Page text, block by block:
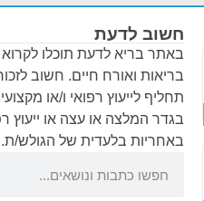
חשוב לדעת
באתר בריא לדעת תוכלו לקרוא
בריאות ואורח חיים. חשוב
תחליף לייעוץ רפואי ו/או
בגדר המלצה או עצה או ייעוץ
באחריות בלעדית של הגולש/ת.